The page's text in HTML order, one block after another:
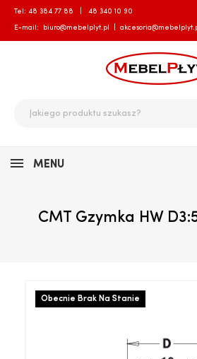
Tel: 48 384 77 88 48 340 10 90
E-mail: biuro@mebelplyt.pl
MENU
CMT Gzymka HW
Obecnie Brak Na Stanie